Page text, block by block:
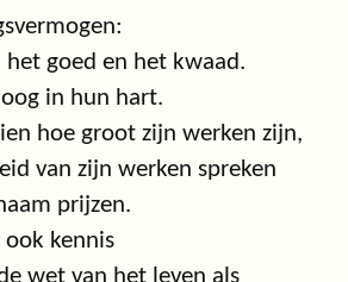
goed en het kwaad.
in hun hart.
hoe groot zijn werken zijn,
van zijn werken spreken
prijzen.
ook kennis
wet van het leven als